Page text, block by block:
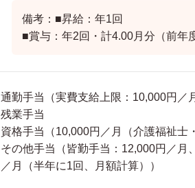
備考：■昇給：年1回
■賞与：年2回・計4.00月分（前年
通勤手当（実費支給上限：10,000円／
残業手当
資格手当（10,000円／月（介護福祉士
その他手当（皆勤手当：12,000円／月
／月（半年に1回、月額計算））